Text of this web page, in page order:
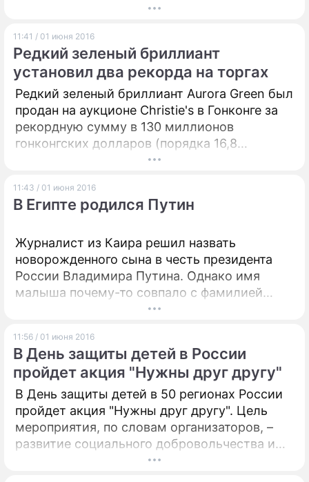
что им придется навсегда забыть о
гамбургерах. На самом деле нужно лишь
найти им полезную альтернативу. Порой
диетические варианты блюд не уступают по
вкусовым качествам вредным аналогам.
11:41 / 01 июня 2016
Редкий зеленый бриллиант
установил два рекорда на торгах
Редкий зеленый бриллиант Aurora Green был
продан на аукционе Christie's в Гонконге за
рекордную сумму в 130 миллионов
гонконгских долларов (порядка 16,8
миллионов долларов США), говорится на
11:43 / 01 июня 2016
В Египте родился Путин
Журналист из Каира решил назвать
новорожденного сына в честь президента
России Владимира Путина. Однако имя
малыша почему-то совпало с фамилией
11:56 / 01 июня 2016
В День защиты детей в России
пройдет акция "Нужны друг другу"
В День защиты детей в 50 регионах России
пройдет акция "Нужны друг другу". Цель
мероприятия, по словам организаторов, –
развитие социального добровольчества и
просветительской деятельности, а также